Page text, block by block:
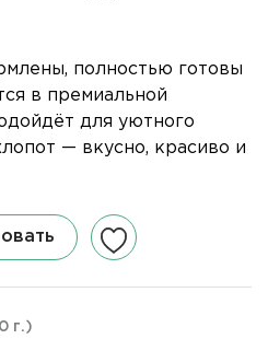
полностью готовы
в премиальной
для уютного
— вкусно, красиво и
г.)